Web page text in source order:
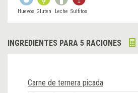
Huevos Gluten Leche Sulfitos
INGREDIENTES PARA 5 RACIONES
Carne de ternera picada